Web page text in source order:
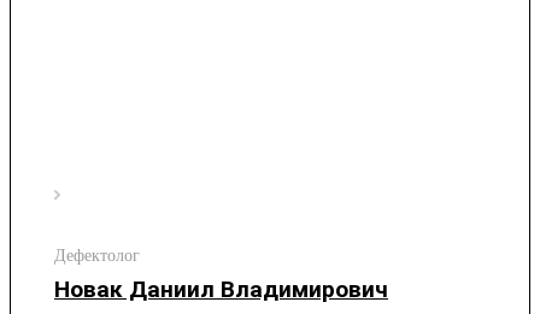
Дефектолог
Новак Даниил Владимирович